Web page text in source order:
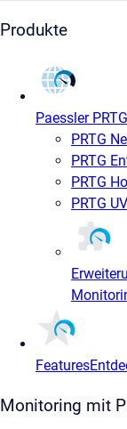
Produkte
Paessler PRTG
PRTG
PRTG
PRTG
PRTG
Features
Monitoring mit